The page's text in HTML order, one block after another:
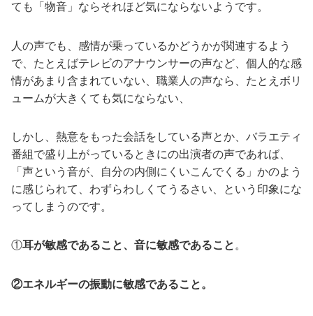
ても「物音」ならそれほど気にならないようです。
人の声でも、感情が乗っているかどうかが関連するよう
で、たとえばテレビのアナウンサーの声など、個人的な感
情があまり含まれていない、職業人の声なら、たとえボリ
ュームが大きくても気にならない、
しかし、熱意をもった会話をしている声とか、バラエティ
番組で盛り上がっているときにの出演者の声であれば、
「声という音が、自分の内側にくいこんでくる」かのよう
に感じられて、わずらわしくてうるさい、という印象にな
ってしまうのです。
①耳が敏感であること、音に敏感であること 。
②エネルギーの振動に敏感であること。